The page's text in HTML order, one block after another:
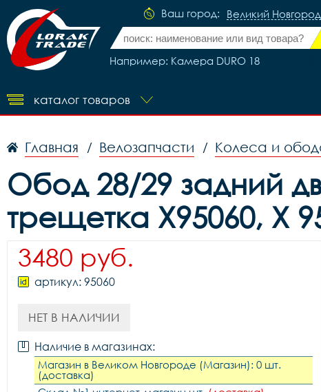
Ваш город: Великий Новгород
Например: Камера DURO 18
каталог товаров
Главная / Велозапчасти / Колеса и
Обод 28/29 задний
трещетка X95060, X
3480 руб.
артикул: 95060
НЕТ В НАЛИЧИИ
Наличие в магазинах:
Магазин в Великом Новгороде (Магазин): 0 шт.
(доставка)